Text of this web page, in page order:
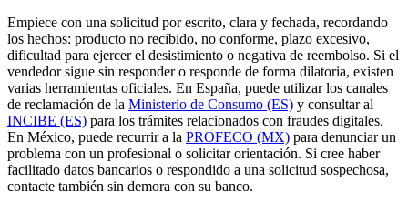
Empiece con una solicitud por escrito, clara y fechada, recordando
los hechos: producto no recibido, no conforme, plazo excesivo,
dificultad para ejercer el desistimiento o negativa de reembolso. Si el
vendedor sigue sin responder o responde de forma dilatoria, existen
varias herramientas oficiales. En España, puede utilizar los canales
de reclamación de la Ministerio de Consumo (ES) y consultar al
INCIBE (ES) para los trámites relacionados con fraudes digitales.
En México, puede recurrir a la PROFECO (MX) para denunciar un
problema con un profesional o solicitar orientación. Si cree haber
facilitado datos bancarios o respondido a una solicitud sospechosa,
contacte también sin demora con su banco.